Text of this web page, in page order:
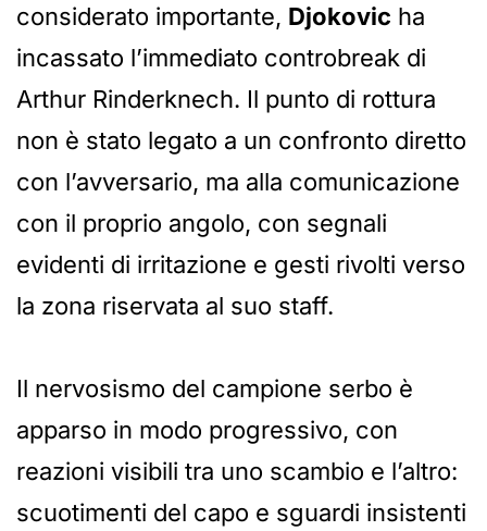
considerato importante, Djokovic ha
incassato l’immediato controbreak di
Arthur Rinderknech. Il punto di rottura
non è stato legato a un confronto diretto
con l’avversario, ma alla comunicazione
con il proprio angolo, con segnali
evidenti di irritazione e gesti rivolti verso
la zona riservata al suo staff.
Il nervosismo del campione serbo è
apparso in modo progressivo, con
reazioni visibili tra uno scambio e l’altro:
scuotimenti del capo e sguardi insistenti